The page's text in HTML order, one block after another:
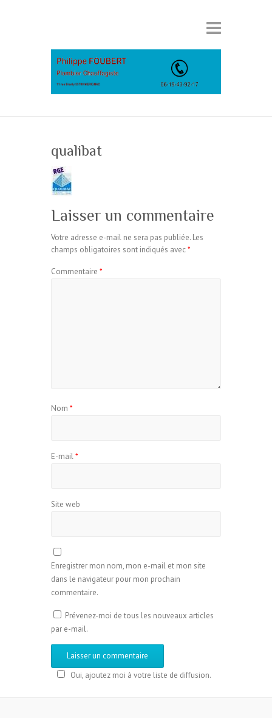
qualibat
Laisser un commentaire
Votre adresse e-mail ne sera pas publiée. Les
champs obligatoires sont indiqués avec*
Commentaire *
Nom *
E-mail*
Site web
Enregistrer mon nom, mon e-mail et mon site
dans le navigateur pour mon prochain
commentaire.
Prévenez-moi de tous les nouveaux articles
par e-mail.
Oui, ajoutez moi à votre liste de diffusion.